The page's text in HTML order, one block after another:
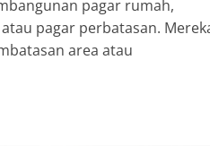
pagar rumah,
pagar perbatasan.
area atau